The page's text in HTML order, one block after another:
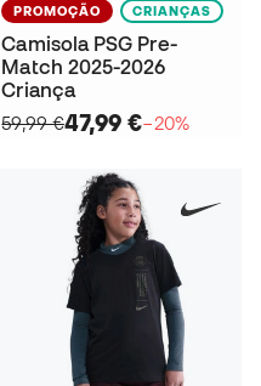
PROMOÇÃO CRIANÇAS
Camisola PSG Pre-
Match 2025-2026
Criança
59,99 €47,99 €−20%